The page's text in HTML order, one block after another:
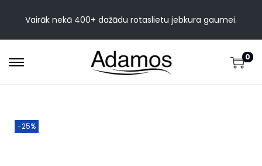
Vairāk nekā 400+ dažādu rotaslietu jebkura gaumei.
0
-25%